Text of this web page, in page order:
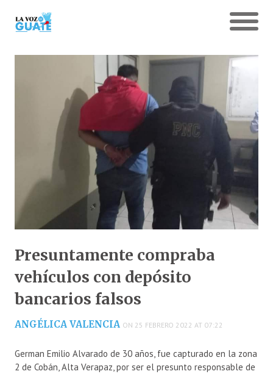
Presuntamente compraba
vehículos con depósito
bancarios falsos
ANGÉLICA VALENCIA ON 25 FEBRERO 2022 AT 07:22
German Emilio Alvarado de 30 años, fue capturado en la zona
2 de Cobán, Alta Verapaz, por ser el presunto responsable de